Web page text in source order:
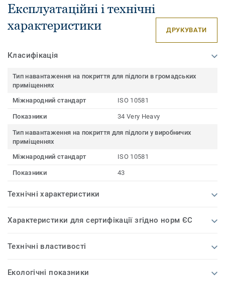
Експлуатаційні і технічні
характеристики
ДРУКУВАТИ
Класифікація
Тип навантаження на покриття для підлоги в громадських
приміщеннях
Міжнародний стандарт
ISO 10581
Показники 34 Very Heavy
Тип навантаження на покриття для підлоги у виробничих
приміщеннях
Міжнародний стандарт
ISO 10581
Показники 43
Технічні характеристики
Характеристики для сертифікації згідно норм ЄС
Технічні властивості
Екологічні показники